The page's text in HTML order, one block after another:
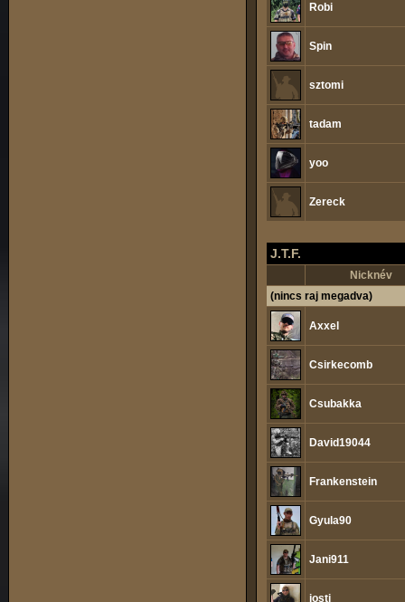
Robi
Spin
sztomi
tadam
yoo
Zereck
J.T.F.
Nicknév
(nincs raj megadva)
Axxel
Csirkecomb
Csubakka
David19044
Frankenstein
Gyula90
Jani911
josti